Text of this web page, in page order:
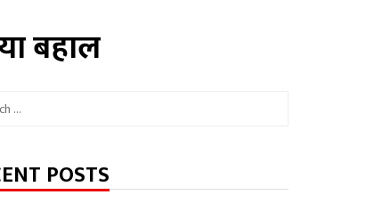
बहाल
POSTS